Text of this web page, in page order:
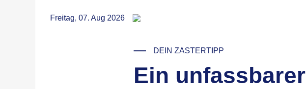
Freitag, 07. Aug 2026 RSS
© UX Gun / Unsplash
DEIN ZASTERTIPP
Ein unfassbarer